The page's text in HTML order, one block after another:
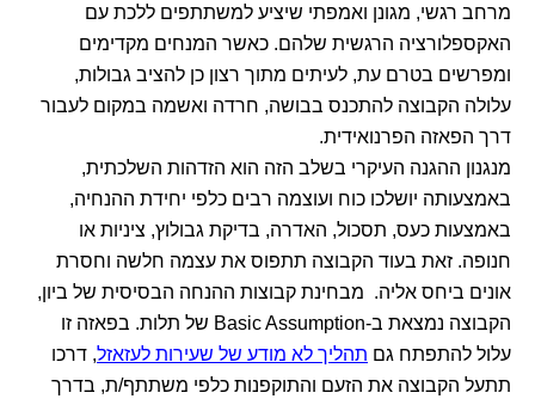
מרחב רגשי, מגונן ואמפתי שיציע למשתתפים ללכת עם
האקספלורציה הרגשית שלהם. כאשר המנחים מקדימים
ומפרשים בטרם עת, לעיתים מתוך רצון כן להציב גבולות,
עלולה הקבוצה להתכנס בבושה, חרדה ואשמה במקום לעבור
דרך הפאזה הפרנואידית.
מנגנון ההגנה העיקרי בשלב הזה הוא הזדהות השלכתית,
באמצעותה יושלכו כוח ועוצמה רבים כלפי יחידת ההנחיה,
באמצעות כעס, תסכול, האדרה, בדיקת גבולוץ, ציניות או
חנופה. זאת בעוד הקבוצה תתפוס את עצמה חלשה וחסרת
אונים ביחס אליה. מבחינת קבוצות ההנחה הבסיסית של ביון,
הקבוצה נמצאת ב-Basic Assumption של תלות. בפאזה זו
עלול להתפתח גם תהליך לא מודע של שעירות לעזאזל, דרכו
תתעל הקבוצה את הזעם והתוקפנות כלפי משתתף/ת, בדרך